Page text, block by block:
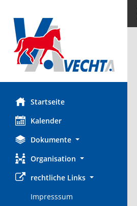
Startseite
Kalender
Dokumente
Organisation
rechtliche Links
Impresssum